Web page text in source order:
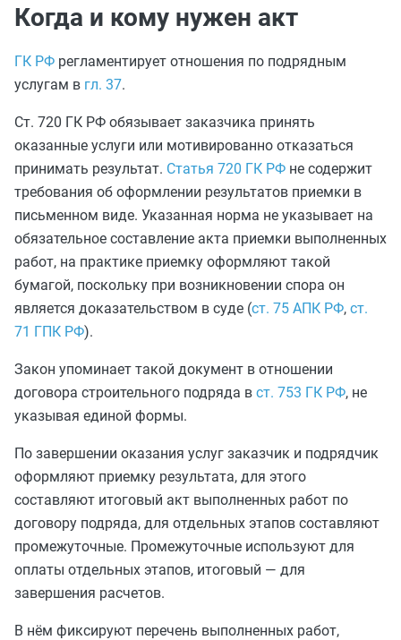
Когда и кому нужен акт
ГК РФ регламентирует отношения по подрядным
услугам в гл. 37.
Ст. 720 ГК РФ обязывает заказчика принять
оказанные услуги или мотивированно отказаться
принимать результат. Статья 720 ГК РФ не содержит
требования об оформлении результатов приемки в
письменном виде. Указанная норма не указывает на
обязательное составление акта приемки выполненных
работ, на практике приемку оформляют такой
бумагой, поскольку при возникновении спора он
является доказательством в суде (ст. 75 АПК РФ, ст.
71 ГПК РФ).
Закон упоминает такой документ в отношении
договора строительного подряда в ст. 753 ГК РФ, не
указывая единой формы.
По завершении оказания услуг заказчик и подрядчик
оформляют приемку результата, для этого
составляют итоговый акт выполненных работ по
договору подряда, для отдельных этапов составляют
промежуточные. Промежуточные используют для
оплаты отдельных этапов, итоговый — для
завершения расчетов.
В нём фиксируют перечень выполненных работ,